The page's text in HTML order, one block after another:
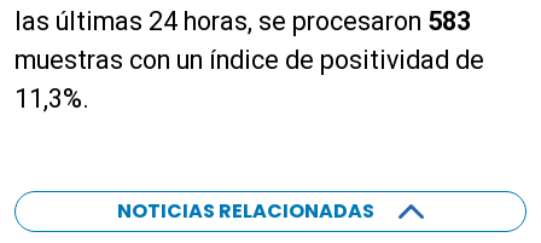
las últimas 24 horas, se procesaron 583
muestras con un índice de positividad de
11,3%.
NOTICIAS RELACIONADAS